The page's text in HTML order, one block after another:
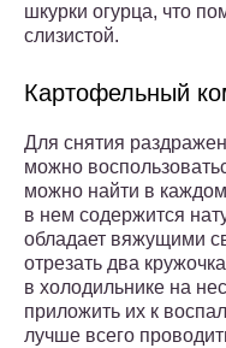
шкурки огурца, что
слизистой.
Картофельный
Для снятия
можно
можно найти в
в нем содержится
обладает вяжущими
отрезать два
в холодильнике на
приложить их к
лучше всего